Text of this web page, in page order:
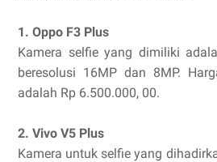
1. Oppo F3 Plus
Kamera selfie yang dimiliki
beresolusi 16MP dan 8MP.
adalah Rp 6.500.000, 00.
2. Vivo V5 Plus
Kamera untuk selfie yang